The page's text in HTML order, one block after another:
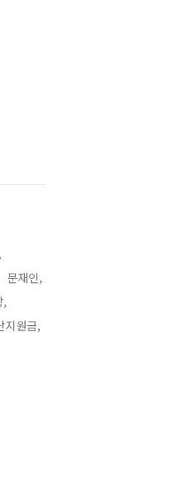
문재인,
,
지원금,